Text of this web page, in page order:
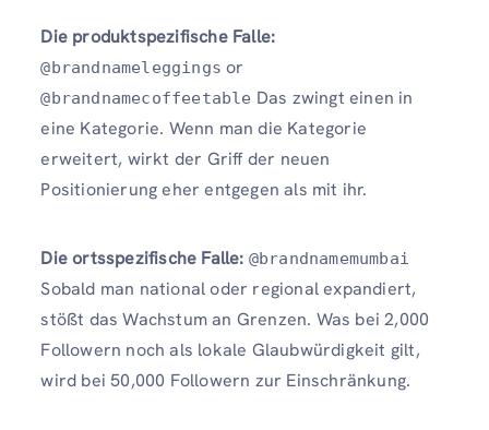
Die produktspezifische Falle:
@brandnameleggings or
@brandnamecoffeetable Das zwingt einen in
eine Kategorie. Wenn man die Kategorie
erweitert, wirkt der Griff der neuen
Positionierung eher entgegen als mit ihr.
Die ortsspezifische Falle: @brandnamemumbai
Sobald man national oder regional expandiert,
stößt das Wachstum an Grenzen. Was bei 2,000
Followern noch als lokale Glaubwürdigkeit gilt,
wird bei 50,000 Followern zur Einschränkung.